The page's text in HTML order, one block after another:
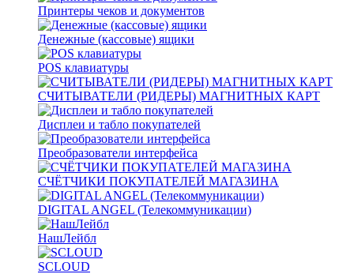
Принтеры чеков и документов
Денежные (кассовые) ящики
POS клавиатуры
СЧИТЫВАТЕЛИ (РИДЕРЫ) МАГНИТНЫХ КАРТ
Дисплеи и табло покупателей
Преобразователи интерфейса
СЧЁТЧИКИ ПОКУПАТЕЛЕЙ МАГАЗИНА
DIGITAL ANGEL (Телекоммуникации)
НашЛейбл
SCLOUD